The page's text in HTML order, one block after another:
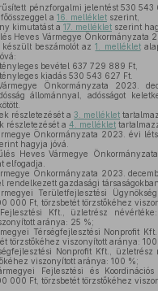
pénzforgalmi jelentést 530 543
a 16. melléklet szerint,
kimutatást a 17. melléklet szerint
Heves Vármegye Önkormányzata
készült beszámolót az1. melléklet
bevétel 637 729 889 Ft,
kiadás 530 543 627 Ft.
Önkormányzata 2023.
állománnyal, adósságot
részletezését a 3. melléklet
részletezését a 4. melléklet
Önkormányzata 2023. évi
hagyja jóvá.
Heves Vármegye
elfogadja.
Önkormányzata 2023.
rendelkezett gazdasági
Területfejlesztési
000 Ft, törzsbetét törzstőkéhez
Kft., üzletrész
aránya: 25 %;
Térségfejlesztési Nonprofit
törzstőkéhez viszonyított aránya: 100
Nonprofit Kft.,
viszonyított aránya: 100 %;
Fejlesztési és
000 Ft, törzsbetét törzstőkéhez